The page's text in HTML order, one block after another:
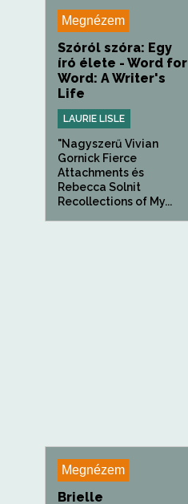
Megnézem
Szóról szóra: Egy
író élete - Word for
Word: A Writer's
Life
LAURIE LISLE
"Nagyszerű Vivian
Gornick Fierce
Attachments és
Rebecca Solnit
Recollections of My...
Megnézem
Brielle